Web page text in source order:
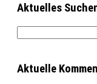
Aktuelles
Aktuelle